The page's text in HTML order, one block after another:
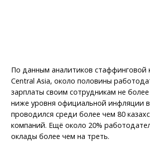
По данным аналитиков стаффинговой
Central Asia, около половины
зарплаты своим сотрудникам не
ниже уровня официальной инфляции
проводился среди более чем 80
компаний. Ещё около 20%
оклады более чем на треть.